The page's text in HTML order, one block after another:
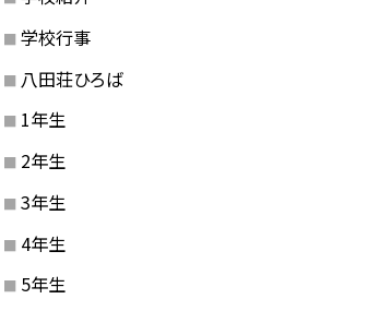
学校行事
八田荘ひろば
1年生
2年生
3年生
4年生
5年生